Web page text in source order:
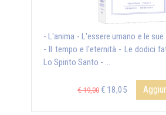
- L'anima - L'essere umano e le
- Il tempo e l'eternità - Le dodici
Lo Spirito Santo - ...
€ 19,00 € 18,05